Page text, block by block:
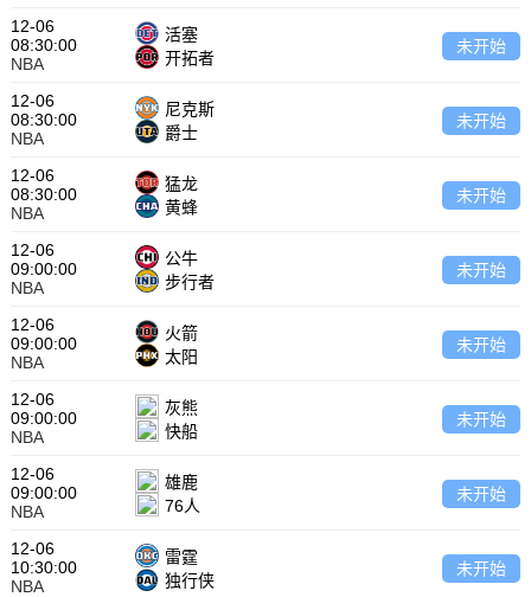
12-06
08:30:00
NBA
活塞
开拓者
未开始
12-06
08:30:00
NBA
尼克斯
爵士
未开始
12-06
08:30:00
NBA
猛龙
黄蜂
未开始
12-06
09:00:00
NBA
公牛
步行者
未开始
12-06
09:00:00
NBA
火箭
太阳
未开始
12-06
09:00:00
NBA
灰熊
快船
未开始
12-06
09:00:00
NBA
雄鹿
76人
未开始
12-06
10:30:00
NBA
雷霆
独行侠
未开始